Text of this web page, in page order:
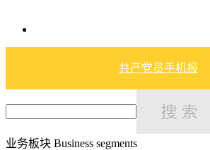
共产党员手机报
业务板块 Business segments